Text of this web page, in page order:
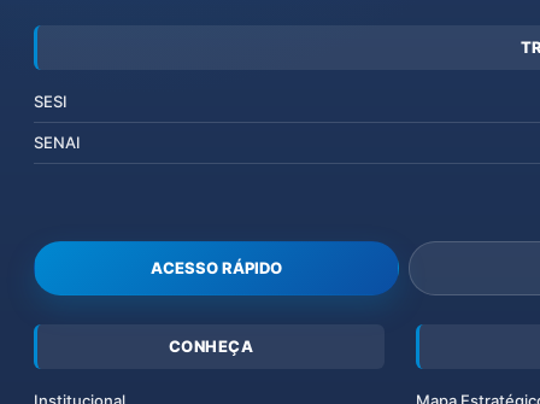
SESI
SENAI
ACESSO RÁPIDO
CONHEÇA